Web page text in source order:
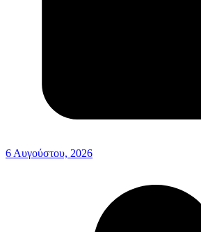
6 Αυγούστου, 2026